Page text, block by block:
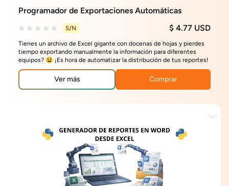
Programador de Exportaciones Automáticas
S/N $ 4.77 USD
Tienes un archivo de Excel gigante con docenas de hojas y pierdes
tiempo exportando manualmente la información para diferentes
equipos? 😫 ¡Es hora de automatizar la distribución de tus reportes!
Ver más Comprar